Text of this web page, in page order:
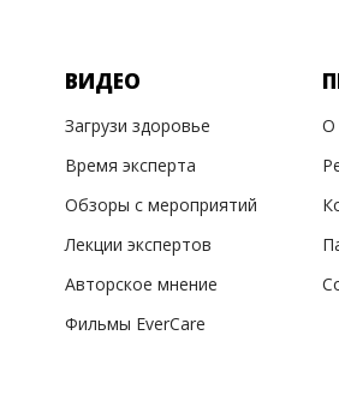
ВИДЕО
Загрузи здоровье
Время эксперта
Обзоры с мероприятий
Лекции экспертов
Авторское мнение
Фильмы EverCare
О